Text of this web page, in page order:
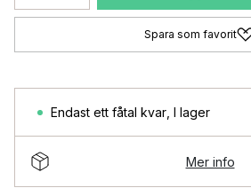
Spara som favorit
Endast ett fåtal kvar I lager
Mer info